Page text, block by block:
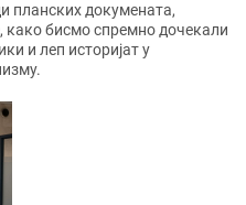
планских докумената,
како бисмо спремно дочекали
и леп историјат у